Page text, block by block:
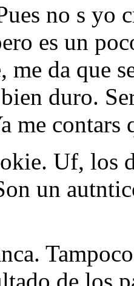
no s yo
es un
me da que
duro.
me contars
Uf, los
un
de los